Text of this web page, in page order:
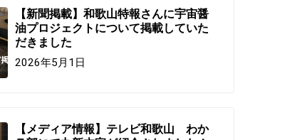
【新聞掲載】和歌山特報さんに宇宙醤
油プロジェクトについて掲載していた
だきました
2026年5月1日
【メディア情報】テレビ和歌山 わか